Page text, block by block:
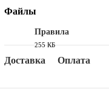
Файлы
Правила
255 КБ
Доставка Оплата